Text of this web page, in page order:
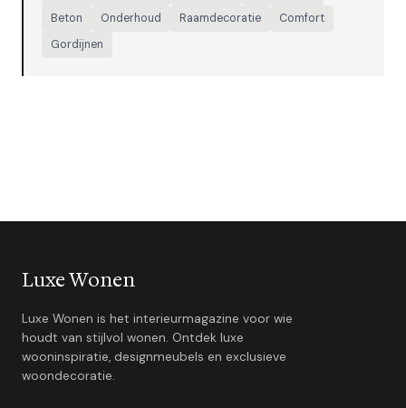
Beton
Onderhoud Raamdecoratie
Comfort
Gordijnen
Luxe Wonen
Luxe Wonen is het interieurmagazine voor wie
houdt van stijlvol wonen. Ontdek luxe
wooninspiratie, designmeubels en exclusieve
woondecoratie.